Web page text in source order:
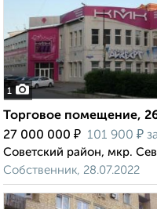
1
Торговое помещение,
27 000 000 ₽ 101 900 ₽
Советский район, мкр.
Собственник, 28.07.2022